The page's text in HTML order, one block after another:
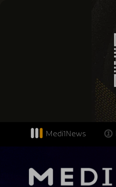
Medi1News